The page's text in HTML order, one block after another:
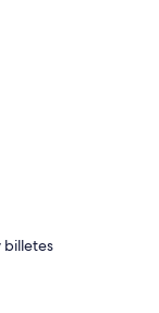
billetes